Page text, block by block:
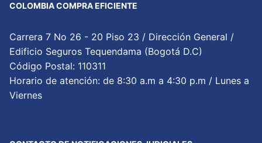
COLOMBIA COMPRA EFICIENTE
Carrera 7 No 26 - 20 Piso 23 / Dirección General /
Edificio Seguros Tequendama (Bogotá D.C)
Código Postal: 110311
Horario de atención: de 8:30 a.m a 4:30 p.m / Lunes a
Viernes